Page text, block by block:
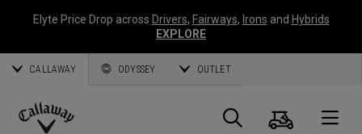
Elyte Price Drop across Drivers, Fairways, Irons and Hybrids
EXPLORE
CALLAWAY ODYSSEY OUTLET
Panier